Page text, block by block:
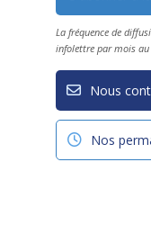
La fréquence de
infolettre par mois
Nous
Nos